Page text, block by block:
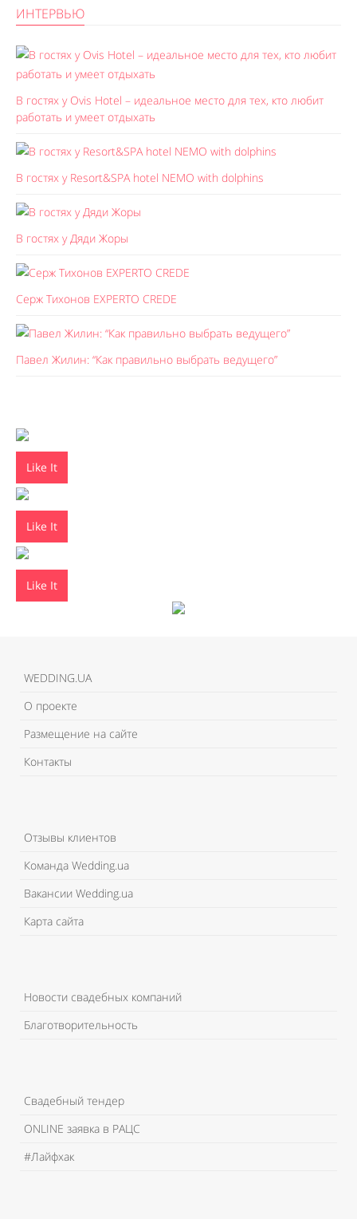
ИНТЕРВЬЮ
В гостях у Ovis Hotel – идеальное место для тех, кто любит
работать и умеет отдыхать
В гостях у Resort&SPA hotel NEMO with dolphins
В гостях у Дяди Жоры
Серж Тихонов EXPERTO CREDE
Павел Жилин: “Как правильно выбрать ведущего”
Like It
Like It
Like It
WEDDING.UA
О проекте
Размещение на сайте
Контакты
Отзывы клиентов
Команда Wedding.ua
Вакансии Wedding.ua
Карта сайта
Новости свадебных компаний
Благотворительность
Свадебный тендер
ONLINE заявка в РАЦС
#Лайфхак